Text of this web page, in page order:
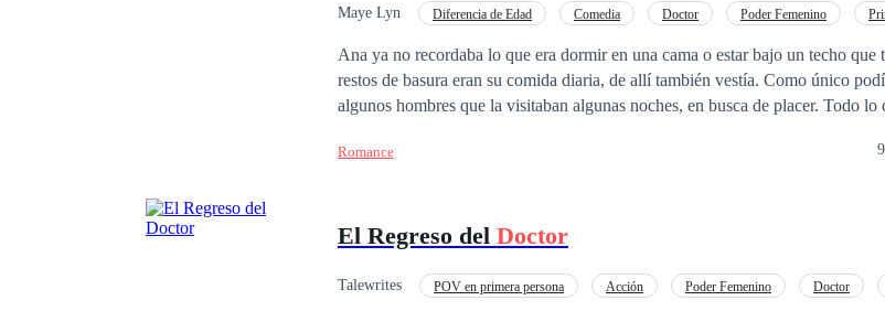
Maye Lyn Diferencia de Edad Comedia Doctor Poder Femenino
Ana ya no recordaba lo que era dormir en una cama o estar bajo un techo
restos de basura eran su comida diaria, de allí también vestía. Como único
algunos hombres que la visitaban algunas noches, en busca de placer. Todo lo
la promesa de un amor que luego se marchó dejándola tirada, no tenía cómo sobrevivir. Pero ella
Romance
El Regreso del Doctor
Talewrites POV en primera persona Acción Poder Femenino Doctor